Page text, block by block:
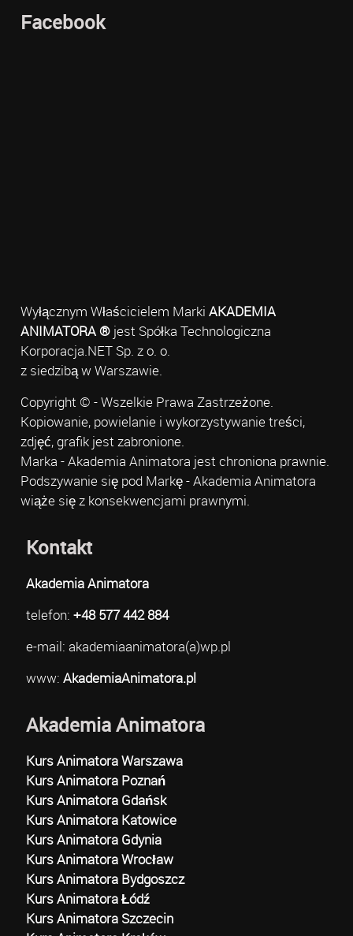
Facebook
Wyłącznym Właścicielem Marki AKADEMIA
ANIMATORA ®jest Spółka Technologiczna
Korporacja.NET Sp. z o. o.
z siedzibą w Warszawie.
Copyright © - Wszelkie Prawa Zastrzeżone.
Kopiowanie, powielanie i wykorzystywanie treści,
zdjęć, grafik jest zabronione.
Marka - Akademia Animatora jest chroniona prawnie.
Podszywanie się pod Markę - Akademia Animatora
wiąże się z konsekwencjami prawnymi.
Kontakt
Akademia Animatora
telefon: +48 577 442 884
e-mail: akademiaanimatora(a)wp.pl
www: AkademiaAnimatora.pl
Akademia Animatora
Kurs Animatora Warszawa
Kurs Animatora Poznań
Kurs Animatora Gdańsk
Kurs Animatora Katowice
Kurs Animatora Gdynia
Kurs Animatora Wrocław
Kurs Animatora Bydgoszcz
Kurs Animatora Łódź
Kurs Animatora Szczecin